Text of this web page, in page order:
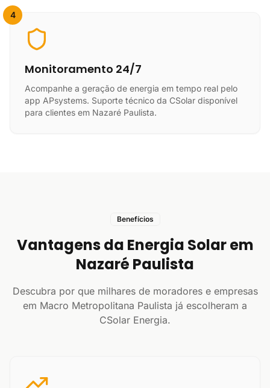
4
Monitoramento 24/7
Acompanhe a geração de energia em tempo real pelo
app APsystems. Suporte técnico da CSolar disponível
para clientes em Nazaré Paulista.
Benefícios
Vantagens da Energia Solar em
Nazaré Paulista
Descubra por que milhares de moradores e empresas
em Macro Metropolitana Paulista já escolheram a
CSolar Energia.